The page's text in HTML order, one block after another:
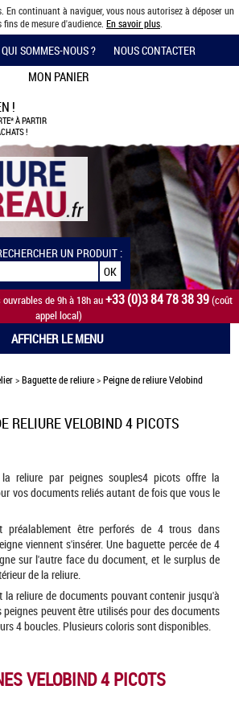
En continuant à naviguer, vous nous autorisez à déposer un
fins de mesure d'audience. En savoir plus
QUI SOMMES-NOUS ? NOUS CONTACTER
MON PANIER
!
À PARTIR
!
UN PRODUIT :
de 9h à 18h au+33 (0)3 84 78 38 39(coût
appel local)
AFFICHER LE MENU
>Baguette de reliure>Peigne de reliure Velobind
RELIURE VELOBIND 4 PICOTS
reliure par peignes souples4 picots offre la
vos documents reliés autant de fois que vous le
préalablement être perforés de 4 trous dans
viennent s'insérer. Une baguette percée de 4
sur l'autre face du document, et le surplus de
de la reliure.
la reliure de documents pouvant contenir jusqu'à
peuvent être utilisés pour des documents
4 boucles. Plusieurs coloris sont disponibles.
VELOBIND 4 PICOTS